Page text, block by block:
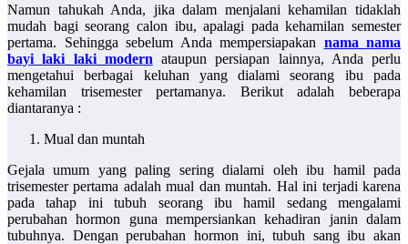
Namun tahukah Anda, jika dalam menjalani kehamilan tidaklah
mudah bagi seorang calon ibu, apalagi pada kehamilan semester
pertama. Sehingga sebelum Anda mempersiapakan nama nama
bayi laki laki modern ataupun persiapan lainnya, Anda perlu
mengetahui berbagai keluhan yang dialami seorang ibu pada
kehamilan trisemester pertamanya. Berikut adalah beberapa
diantaranya :
Mual dan muntah
Gejala umum yang paling sering dialami oleh ibu hamil pada
trisemester pertama adalah mual dan muntah. Hal ini terjadi karena
pada tahap ini tubuh seorang ibu hamil sedang mengalami
perubahan hormon guna mempersiankan kehadiran janin dalam
tubuhnya. Dengan perubahan hormon ini, tubuh sang ibu akan